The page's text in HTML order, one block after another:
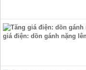
giá điện: dồn gánh nặng